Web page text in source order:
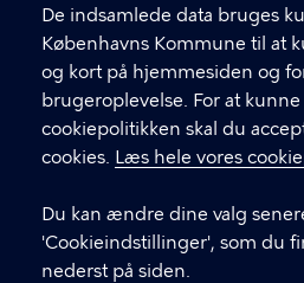
De indsamlede data bruges
Københavns Kommune til at
og kort på hjemmesiden og
brugeroplevelse. For at
cookiepolitikken skal du
cookies. Læs hele vores
Du kan ændre dine valg
'Cookieindstillinger', som du
nederst på siden.
fFind andre kontakter her
CVR-nummer64942212
GENVEJE
Digital Post
Databeskyttelse